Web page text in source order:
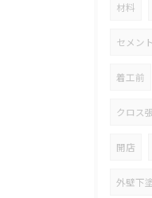
材料
セメン
着工前
クロス
開店
外壁下